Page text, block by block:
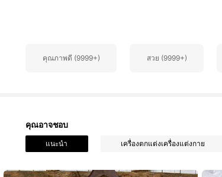
คุณภาพดี (9999+) สวย (9999+)
คุณอาจชอบ
แนะนำ เครื่องตกแต่งเครื่องแต่งกาย